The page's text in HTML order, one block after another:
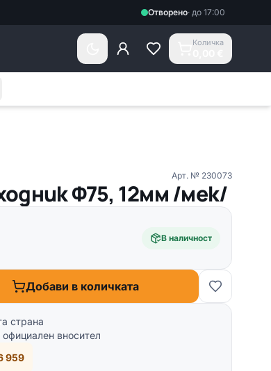
Отворено· до 17:00
Количка
Арт. № 230073
Ф75, 12мм /мек/
В наличност
Добави в количката
страна
вносител
959